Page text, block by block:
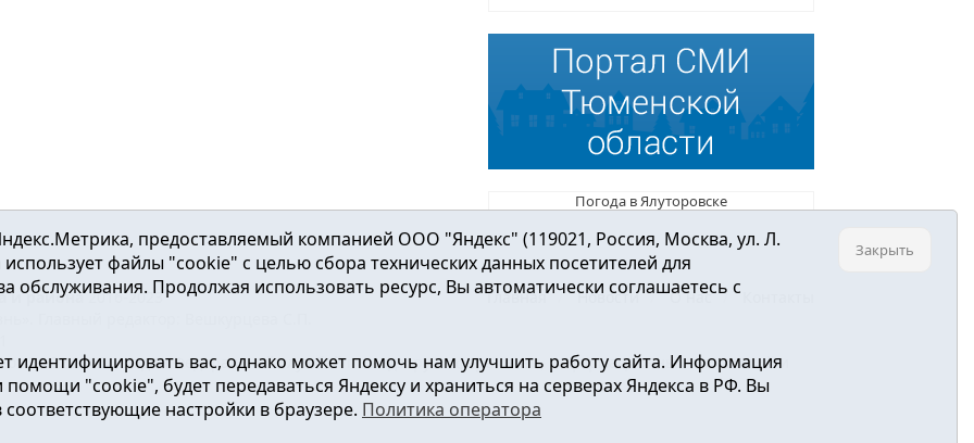
Погода в Ялуторовске
Главная Новости О нас
и района2016-2023
Главный редактор: Вешкурцева С.П.
24.02.2016г. выдан Федеральной службой по надзору в сфере связи, информационных технологий и
предоставляемый компанией ООО "Яндекс" (119021, Россия, Москва, ул. Л.
файлы "cookie" с целью сбора технических данных посетителей для
обслуживания. Продолжая использовать ресурс, Вы автоматически соглашаетесь с
вас, однако может помочь нам улучшить работу сайта. Информация
"cookie", будет передаваться Яндексу и храниться на серверах Яндекса в РФ. Вы
настройки в браузере. Политика оператора
Закрыть